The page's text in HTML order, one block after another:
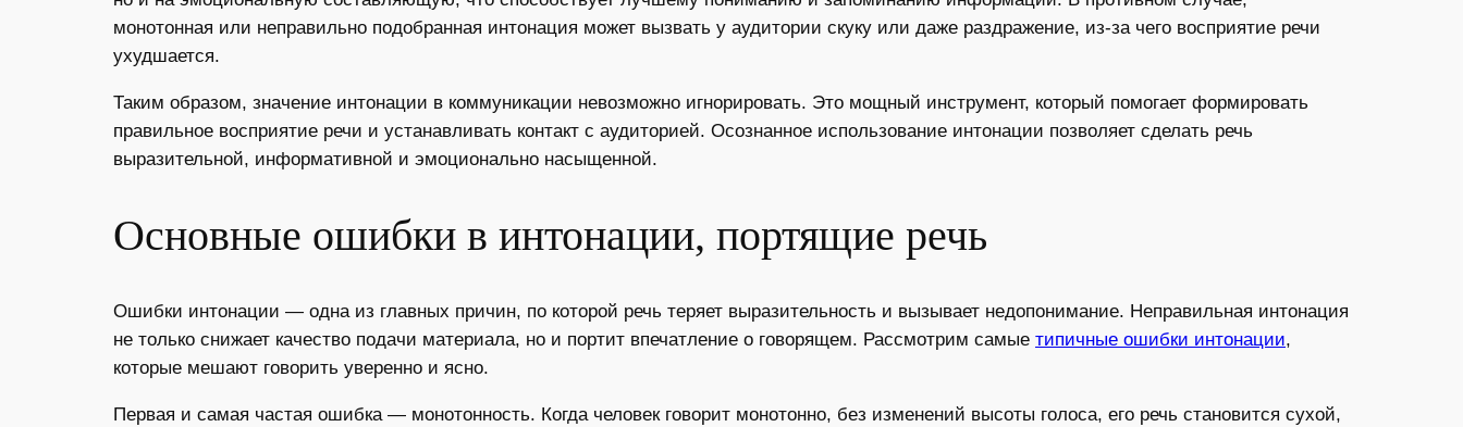
монотонная или неправильно подобранная интонация может вызвать у аудитории скуку или даже раздражение, из-за чего восприятие речи
ухудшается.
Таким образом, значение интонации в коммуникации невозможно игнорировать. Это мощный инструмент, который помогает формировать
правильное восприятие речи и устанавливать контакт с аудиторией. Осознанное использование интонации позволяет сделать речь
выразительной, информативной и эмоционально насыщенной.
Основные ошибки в интонации, портящие речь
Ошибки интонации — одна из главных причин, по которой речь теряет выразительность и вызывает недопонимание. Неправильная интонация
не только снижает качество подачи материала, но и портит впечатление о говорящем. Рассмотрим самые типичные ошибки интонации,
которые мешают говорить уверенно и ясно.
Первая и самая частая ошибка — монотонность. Когда человек говорит монотонно, без изменений высоты голоса, его речь становится сухой,